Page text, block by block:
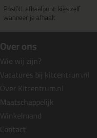
PostNL afhaalpunt: kies zelf
wanneer je afhaalt
Over ons
Wie wij zijn?
Vacatures bij kitcentrum.nl
Over Kitcentrum.nl
Maatschappelijk
Winkelmand
Contact